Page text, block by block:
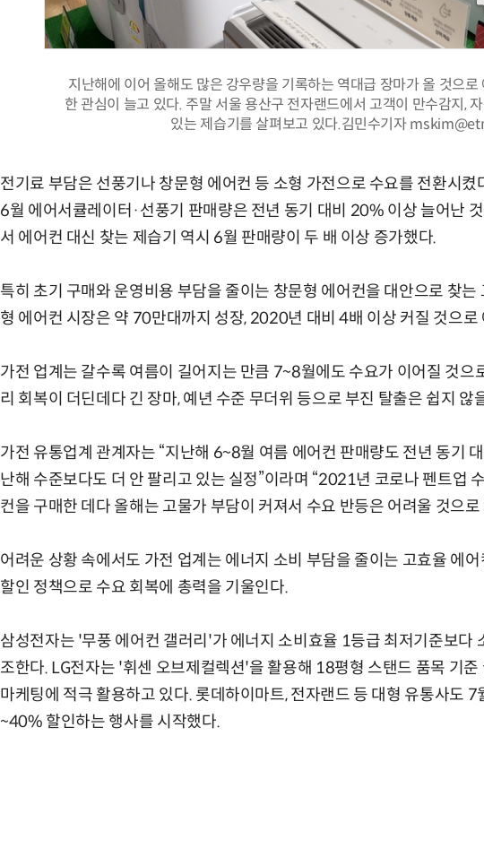
지난해에 이어 올해도 많은 강우량을 기록하는 역대급 장마가 올 것으로
한 관심이 늘고 있다. 주말 서울 용산구 전자랜드에서 고객이 만수감지,
있는 제습기를 살펴보고 있다.김민수기자
전기료 부담은 선풍기나 창문형 에어컨 등 소형 가전으로 수요를 전환시
6월 에어서큘레이터·선풍기 판매량은 전년 동기 대비 20% 이상 늘어난
서 에어컨 대신 찾는 제습기 역시 6월 판매량이 두 배 이상 증가했다.
특히 초기 구매와 운영비용 부담을 줄이는 창문형 에어컨을 대안으로 찾
형 에어컨 시장은 약 70만대까지 성장, 2020년 대비 4배 이상 커질 것으로
가전 업계는 갈수록 여름이 길어지는 만큼 7~8월에도 수요가 이어질 것으
리 회복이 더딘데다 긴 장마, 예년 수준 무더위 등으로 부진 탈출은 쉽지 않
가전 유통업계 관계자는 “지난해 6~8월 여름 에어컨 판매량도 전년 동기
난해 수준보다도 더 안 팔리고 있는 실정”이라며 “2021년 코로나 펜트업
컨을 구매한 데다 올해는 고물가 부담이 커져서 수요 반등은 어려울 것으로
어려운 상황 속에서도 가전 업계는 에너지 소비 부담을 줄이는 고효율 에
할인 정책으로 수요 회복에 총력을 기울인다.
삼성전자는 '무풍 에어컨 갤러리'가 에너지 소비효율 1등급 최저기준보다
조한다. LG전자는 '휘센 오브제컬렉션'을 활용해 18평형 스탠드 품목 기
마케팅에 적극 활용하고 있다. 롯데하이마트, 전자랜드 등 대형 유통사도
~40% 할인하는 행사를 시작했다.